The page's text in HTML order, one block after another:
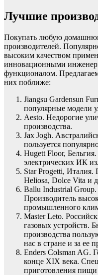
Лучшие
Покупать любую
производителей.
высоким качеством
инновационными
функционалом.
них поближе:
Jiangsu Gardensun
популярные модели
Aesto. Недорогие
производства.
Jax Jogh.
пользуется
Hugett Floor,
электрических ИК
Star Progetti, Италия.
Heliosa, Dolce Vita и
Ballu Industrial
Производитель
промышленного
Master Leto.
газовых устройств.
производства
нас в стране и за ее
Enders Colsman AG.
конце XIX века.
приготовления пищи